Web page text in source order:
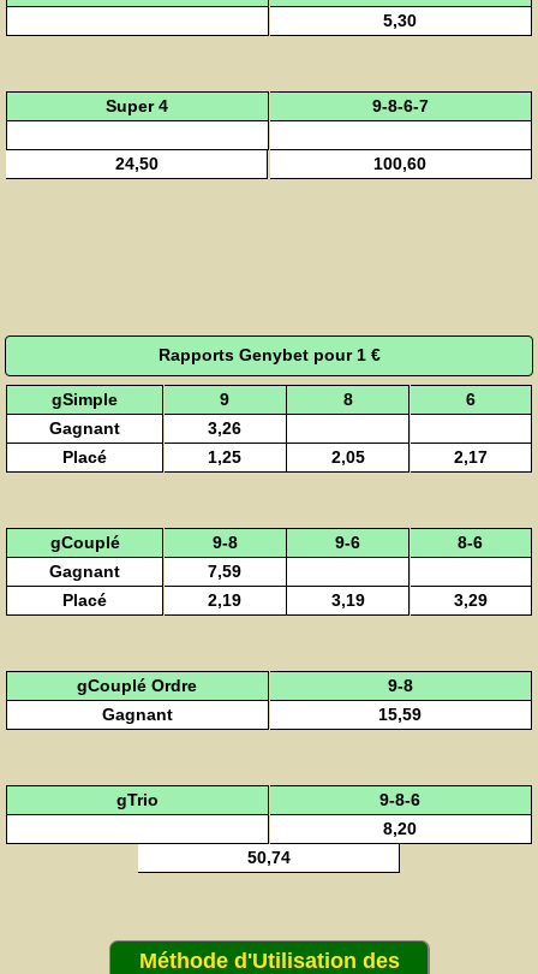
5,30
Super 4 9-8-6-7
24,50 100,60
Rapports Genybet pour 1 €
gSimple 9 8
6
Gagnant
3,26
Placé
1,25 2,05 2,17
gCouplé 9-8 9-6
8-6
Gagnant
7,59
Placé
2,19 3,19 3,29
gCouplé Ordre
9-8
Gagnant
15,59
gTrio
9-8-6
8,20
50,74
Méthode d'Utilisation des